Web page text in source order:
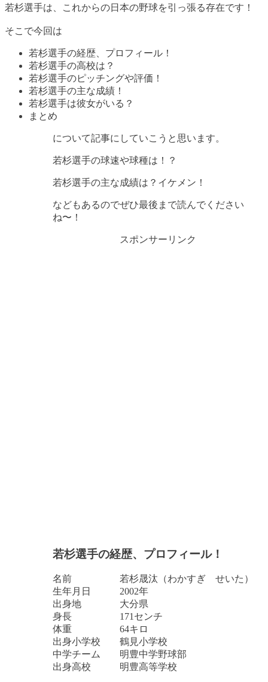
若杉選手は、これからの日本の野球を引っ張る存在です！
そこで今回は
若杉選手の経歴、プロフィール！
若杉選手の高校は？
若杉選手のピッチングや評価！
若杉選手の主な成績！
若杉選手は彼女がいる？
まとめ
について記事にしていこうと思います。
若杉選手の球速や球種は！？
若杉選手の主な成績は？イケメン！
などもあるのでぜひ最後まで読んでください
ね〜！
スポンサーリンク
若杉選手の経歴、プロフィール！
名前 若杉晟汰（わかすぎ せいた）
生年月日 2002年
出身地 大分県
身長 171センチ
体重 64キロ
出身小学校 鶴見小学校
中学チーム 明豊中学野球部
出身高校 明豊高等学校